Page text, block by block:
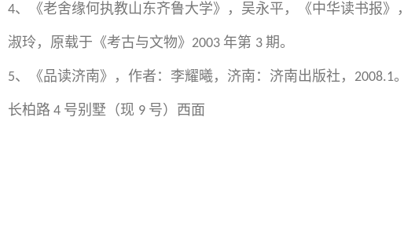
4、《老舍缘何执教山东齐鲁大学》，吴永平，《中华读书报》，
淑玲，原载于《考古与文物》 2003 年第 3 期。
5、《品读济南》，作者：李耀曦，济南：济南出版社， 2008.1。
长柏路 4 号别墅（现 9 号）西面